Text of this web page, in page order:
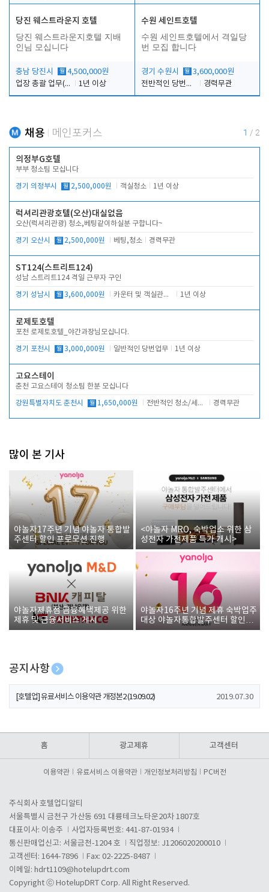
당진 웨스트라운지 호텔
당진 웨스트라운지호텔 지배
인님 모십니다
충남 당진시 월 4,500,000원
업장 총괄 업무(예약,시설 및 직원관리 등)
1년 이상
수원 세인트호텔
수원 세인트호텔에서 격일당
번 모집 합니다
경기 수원시 월 3,600,000원
전반적인 당번업무
경력무관
채용 메인포커스 1 / 2
의정부G호텔
부부 청소팀 모십니다
경기 의정부시 월 2,500,000원 객실청소 1년 이상
럭셔리관광호텔(오산)대실없음
오산(럭셔리관광) 청소,베팅같이하실분 구합니다~
경기 오산시 월 2,500,000원 베팅,청소 경력무관
ST124(스트리트124)
성남 스트리트124 격일 근무자 구인
경기 성남시 월 3,600,000원 카운터 및 객실관리 전반 1년 이상
로제토호텔
포천 로제토호텔_야간과장님모십니다.
경기 포천시 월 3,000,000원 일반적인 당번업무 1년 이상
고요스테이
춘천 고요스테이 청소팀 한분 모십니다
강원특별자치도 춘천시 월 1,650,000원 전반적인 청소/세탁업무 경력무관
많이 본 기사
야놀자17주년 기념 야놀자 통합발
주센터 할인 프로모션 진행
<야놀자 MRO, 숙박업소 위한 삼
성전자 가전제품 특가 개시>
야놀자제휴점 금융혜택제공 위한
제휴 및 금융서비스 게시
야놀자16주년 기념 제휴 숙박업주
대상 야놀자통합발주센터 할인쿠
폰 증정
공지사항
[호텔업] 개인정보 처리방침 개정본1 (19.09.02)
[호텔업] 유료서비스 이용약관 개정본2 (19.09.02) 2019.07.30
홈 광고제휴 고객센터
이용약관 유료서비스 이용약관 개인정보처리방침 PC버전
주식회사 호텔업디알티
서울특별시 금천구 가산동 691 대륭테크노타운20차 1807호
대표이사: 이송주
사업자등록번호: 441-87-01934
통신판매업신고: 서울금천-1204 호
직업정보: J1206020200010
고객센터: 1644-7896
Fax: 02-2225-8487
이메일: hdrt1109@hotelupdrt.com
Copyright ⓒ HotelupDRT Corp. All Right Reserved.